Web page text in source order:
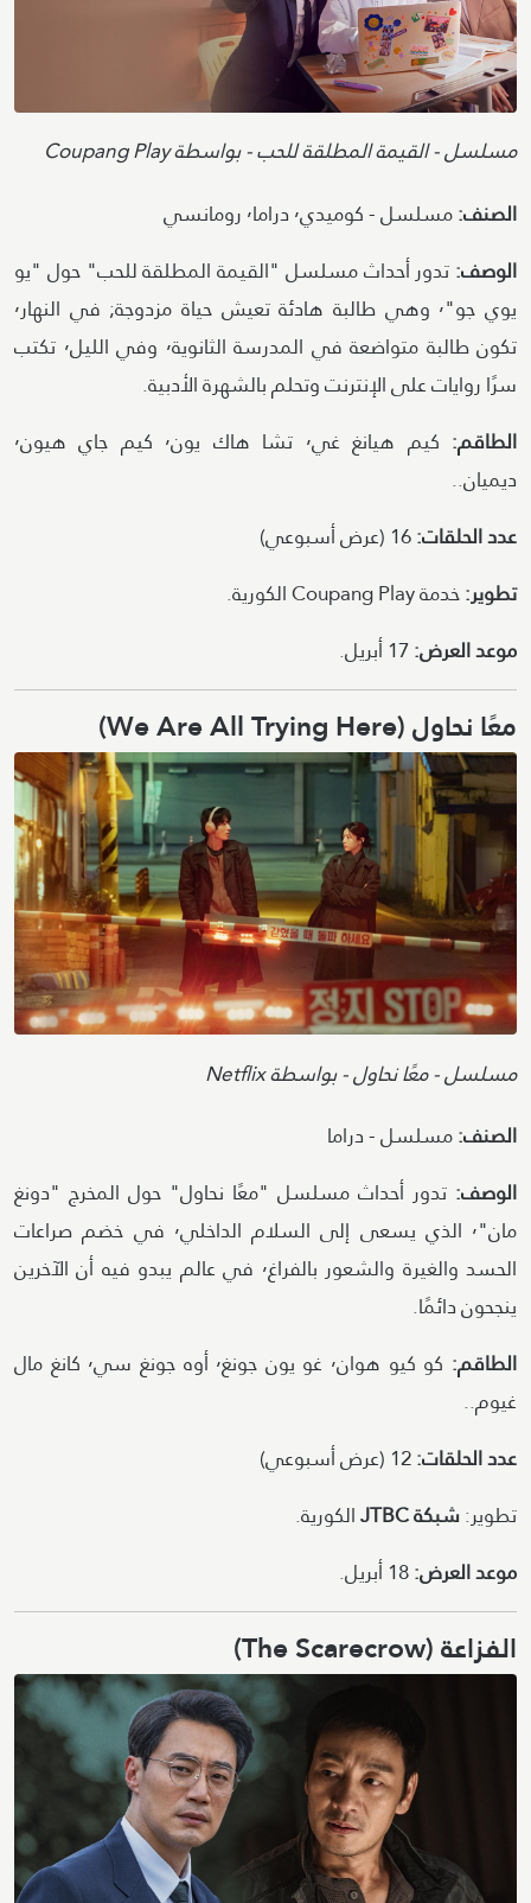
Attribution
مسلسل - القيمة المطلقة للحب - بواسطة Coupang Play
الصنف:مسلسل - كوميدي٬ دراما٬ رومانسي
الوصف:تدور أحداث مسلسل "القيمة المطلقة للحب" حول "يو
يوي جو"٬ وهي طالبة هادئة تعيش حياة مزدوجة; في النهار٬
تكون طالبة متواضعة في المدرسة الثانوية٬ وفي الليل٬ تكتب
سرًا روايات على الإنترنت وتحلم بالشهرة الأدبية.
الطاقم:
كيم هيانغ غي٬ تشا هاك يون٬ كيم جاي هيون٬
ديميان..
عدد الحلقات:16 (عرض أسبوعي)
تطوير:خدمة Coupang Play الكورية.
موعد العرض:17 أبريل.
معًا نحاول (We Are All Trying Here)
Image
Attribution
مسلسل - معًا نحاول - بواسطة Netflix
الصنف:مسلسل - دراما
الوصف:تدور أحداث مسلسل "معًا نحاول" حول المخرج "دونغ
مان"٬ الذي يسعى إلى السلام الداخلي٬ في خضم صراعات
الحسد والغيرة والشعور بالفراغ٬ في عالم يبدو فيه أن الآخرين
ينجحون دائمًا.
الطاقم:
كو كيو هوان٬ غو يون جونغ٬ أوه جونغ سي٬ كانغ مال
غيوم..
عدد الحلقات:12 (عرض أسبوعي)
تطوير:شبكة JTBC
الكورية.
موعد العرض:18 أبريل.
الفزاعة (The Scarecrow)